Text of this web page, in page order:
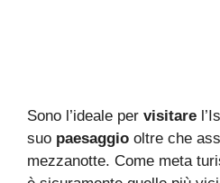
Sono l’ideale per visitare
suo paesaggio oltre che
mezzanotte. Come meta